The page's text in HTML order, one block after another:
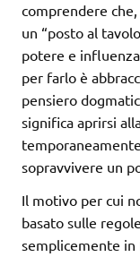
comprendere
un “posto al
potere e
per farlo è
pensiero
significa aprirsi
sopravvivere un
Il motivo per cui
basato sulle
semplicemente in